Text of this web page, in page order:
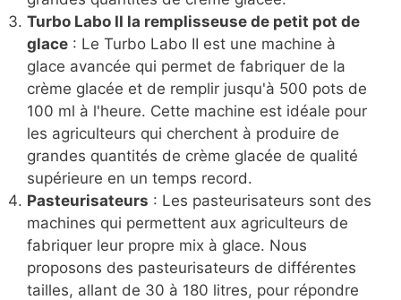
Turbo Labo II la remplisseuse de petit pot de
glace : Le Turbo Labo II est une machine à
glace avancée qui permet de fabriquer de la
crème glacée et de remplir jusqu'à 500 pots de
100 ml à l'heure. Cette machine est idéale pour
les agriculteurs qui cherchent à produire de
grandes quantités de crème glacée de qualité
supérieure en un temps record.
Pasteurisateurs : Les pasteurisateurs sont des
machines qui permettent aux agriculteurs de
fabriquer leur propre mix à glace. Nous
proposons des pasteurisateurs de différentes
tailles, allant de 30 à 180 litres, pour répondre